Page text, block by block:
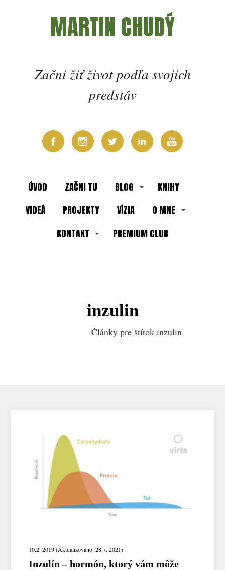
MARTIN CHUDÝ
Začni žiť život podľa svojich
predstáv
ÚVOD ZAČNI TU BLOG
KNIHY
VIDEÁ
PROJEKTY VÍZIA
O MNE
KONTAKT
PREMIUM CLUB
inzulin
Články pre štítok inzulin
10.2. 2019 (Aktualizováno: 28.7. 2021)
Inzulín – hormón, ktorý vám môže